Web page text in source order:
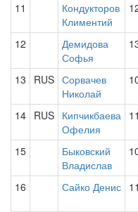
11
Кондукторов
Климентий
12
Демидова
Софья
13 RUS Сорвачев
Николай
14 RUS Кипчикбаева
Офелия
15
Быковский
Владислав
16 Сайко Денис